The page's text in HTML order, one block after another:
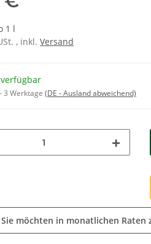
1 l
, inkl. Versand
3 Werktage (DE - Ausland abweichend)
Sie möchten in monatlichen Raten